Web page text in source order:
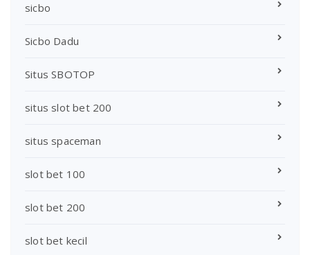
sicbo
Sicbo Dadu
Situs SBOTOP
situs slot bet 200
situs spaceman
slot bet 100
slot bet 200
slot bet kecil